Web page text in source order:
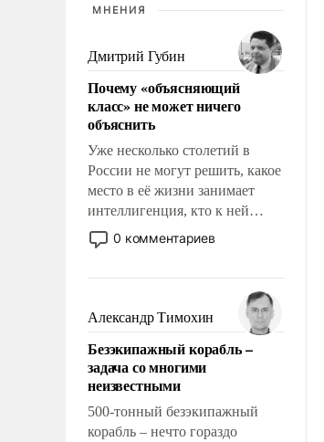
МНЕНИЯ
Дмитрий Губин
Почему «объясняющий
класс» не может ничего
объяснить
Уже несколько столетий в
России не могут решить, какое
место в её жизни занимает
интеллигенция, кто к ней
принадлежит, а кого из неё
исключили с правом
чем она отличается от просто
образованных людей. Иногда
казалось, что эти вопросы
решены раз и навсегда, но –
нет, не решены.
0 комментариев
Александр Тимохин
Безэкипажный корабль –
задача со многими
неизвестными
500-тонный безэкипажный
корабль – нечто гораздо